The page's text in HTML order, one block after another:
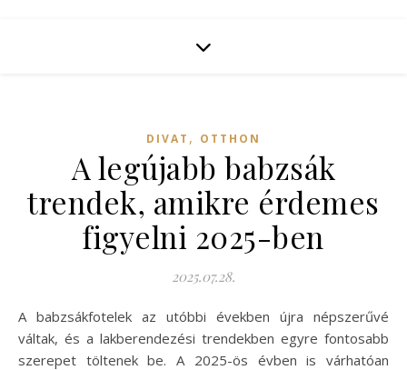
DIVAT , OTTHON
A legújabb babzsák
trendek, amikre érdemes
figyelni 2025-ben
2025.07.28.
A babzsákfotelek az utóbbi években újra népszerűvé
váltak, és a lakberendezési trendekben egyre fontosabb
szerepet töltenek be. A 2025-ös évben is várhatóan